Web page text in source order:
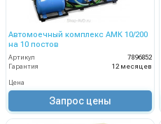
Автомоечный комплекс АМК 10/200
на 10 постов
Артикул
7896852
Гарантия
12 месяцев
Цена
Запрос цены